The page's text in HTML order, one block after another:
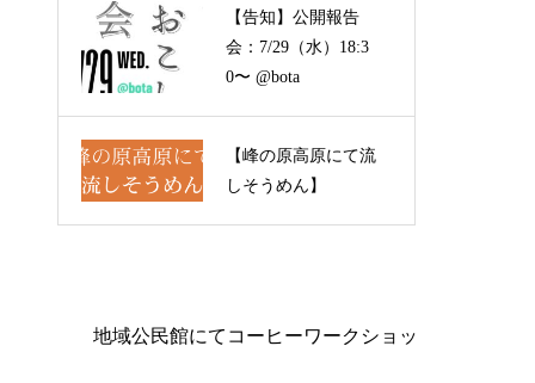
【告知】公開報告
会：7/29（水）18:3
0〜 @bota
【峰の原高原にて流
しそうめん】